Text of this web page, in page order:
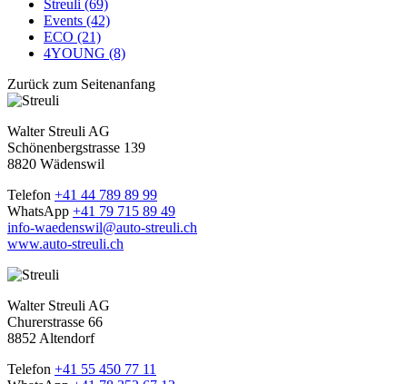
Streuli (69)
Events (42)
ECO (21)
4YOUNG (8)
Zurück zum Seitenanfang
Walter Streuli AG
Schönenbergstrasse 139
8820 Wädenswil
Telefon +41 44 789 89 99
WhatsApp +41 79 715 89 49
info-waedenswil@auto-streuli.ch
www.auto-streuli.ch
Walter Streuli AG
Churerstrasse 66
8852 Altendorf
Telefon +41 55 450 77 11